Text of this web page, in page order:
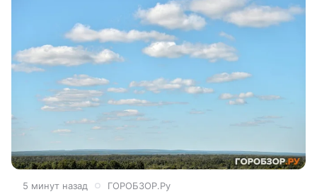
5 минут назад ГОРОБЗОР.Ру